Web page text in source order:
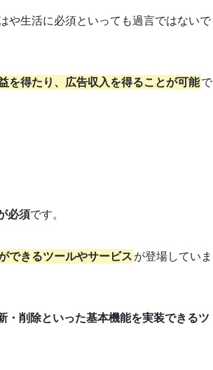
や生活に必須といっても過言ではないで
を得たり、広告収入を得ることが可能で
必須です。
できるツールやサービス が登場していま
・削除といった基本機能を実装できるツ